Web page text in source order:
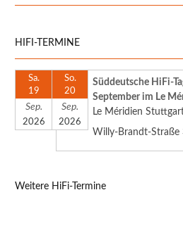
HIFI-TERMINE
Sa.
19
Sep.
2026
So.
20
Sep.
2026
Süddeutsche HiFi-
September im Le
Le Méridien
Willy-Brandt-
Weitere HiFi-Termine